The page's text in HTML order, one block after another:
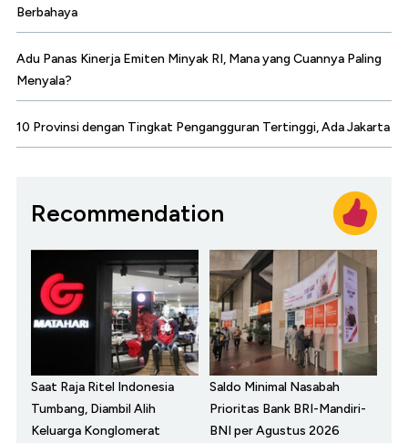
Berbahaya
Adu Panas Kinerja Emiten Minyak RI, Mana yang Cuannya Paling
Menyala?
10 Provinsi dengan Tingkat Pengangguran Tertinggi, Ada Jakarta
Recommendation
Saat Raja Ritel Indonesia
Tumbang, Diambil Alih
Keluarga Konglomerat
Saldo Minimal Nasabah
Prioritas Bank BRI-Mandiri-
BNI per Agustus 2026